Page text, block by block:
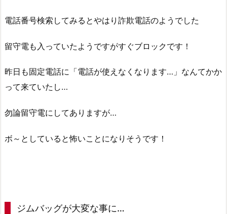
電話番号検索してみるとやはり詐欺電話のようでした
留守電も入っていたようですがすぐブロックです！
昨日も固定電話に「電話が使えなくなります…」なんてかか
って来ていたし…
勿論留守電にしてありますが…
ボ～としていると怖いことになりそうです！
ジムバッグが大変な事に…